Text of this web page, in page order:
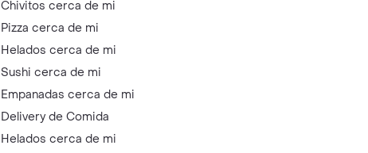
Chivitos cerca de mi
Pizza cerca de mi
Helados cerca de mi
Sushi cerca de mi
Empanadas cerca de mi
Delivery de Comida
Helados cerca de mi